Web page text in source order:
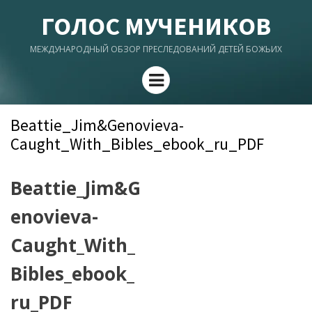
ГОЛОС МУЧЕНИКОВ
МЕЖДУНАРОДНЫЙ ОБЗОР ПРЕСЛЕДОВАНИЙ ДЕТЕЙ БОЖЬИХ
Menu
Beattie_Jim&Genovieva-
Caught_With_Bibles_ebook_ru_PDF
Beattie_Jim&G
enovieva-
Caught_With_
Bibles_ebook_
ru_PDF